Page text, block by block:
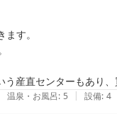
す。
産直センターもあり、
温泉・お風呂: 5 | 設備: 4